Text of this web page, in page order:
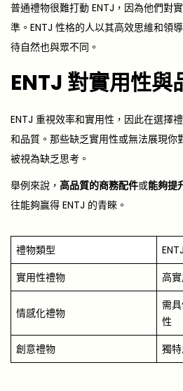
普通禮物很難打動 ENTJ，因為他們對
準。ENTJ 性格的人以其高效思維和領
待自然也與眾不同。
ENTJ 對實用性與
ENTJ 重視效率和實用性，因此在選擇
和品質。那些缺乏實用性或無法展現你
被視為缺乏思考。
舉例來說， 高品質的商務配件或能夠提
往能夠贏得 ENTJ 的青睞。
禮物類型
實用性禮物
高
情感化禮物
需
性
創意禮物
獨